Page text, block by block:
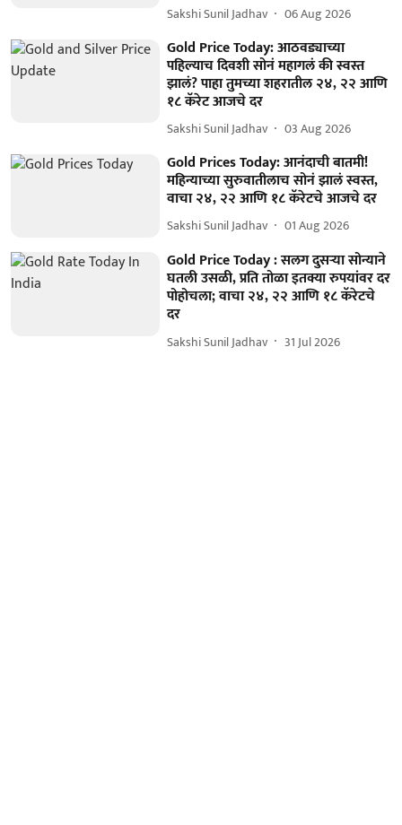
Sakshi Sunil Jadhav 06 Aug 2026
Gold Price Today: आठवड्याच्या
पहिल्याच दिवशी सोनं महागलं की स्वस्त
झालं? पाहा तुमच्या शहरातील २४, २२ आणि
१८ कॅरेट आजचे दर
Sakshi Sunil Jadhav 03 Aug 2026
Gold Prices Today: आनंदाची बातमी!
महिन्याच्या सुरुवातीलाच सोनं झालं स्वस्त,
वाचा २४, २२ आणि १८ कॅरेटचे आजचे दर
Sakshi Sunil Jadhav 01 Aug 2026
Gold Price Today : सलग दुसऱ्या सोन्याने
घतली उसळी, प्रति तोळा इतक्या रुपयांवर दर
पोहोचला; वाचा २४, २२ आणि १८ कॅरेटचे
दर
Sakshi Sunil Jadhav 31 Jul 2026